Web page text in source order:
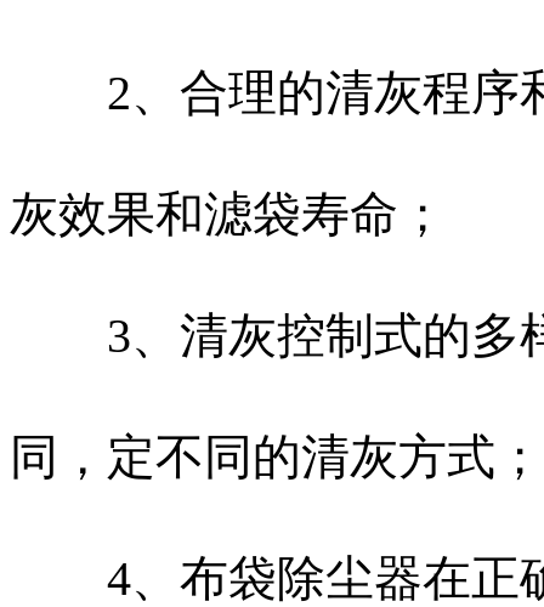
2、合理的清灰程序
灰效果和滤袋寿命；
3、清灰控制式的多
同，定不同的清灰方式
4、布袋除尘器在正